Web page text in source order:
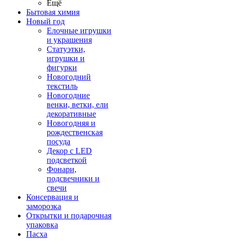
Ещё
Бытовая химия
Новый год
Елочные игрушки
и украшения
Статуэтки,
игрушки и
фигурки
Новогодний
текстиль
Новогодние
венки, ветки, ели
декоративные
Новогодняя и
рождественская
посуда
Декор с LED
подсветкой
Фонари,
подсвечники и
свечи
Консервация и
заморозка
Открытки и подарочная
упаковка
Пасха